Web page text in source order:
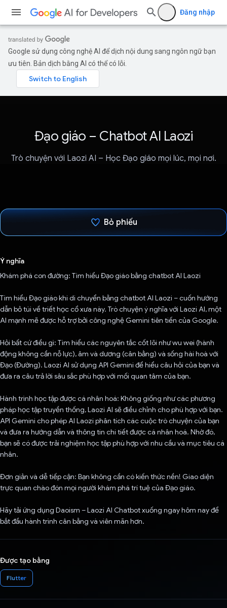
Đăng nhập
Google sử dụng công nghệ AI để dịch nội dung sang ngôn ngữ bạn
ưu tiên. Bản dịch bằng AI có thể có lỗi.
Đạo giáo – Chatbot AI Laozi
Trò chuyện với Laozi AI – Học Đạo giáo mọi lúc, mọi nơi.
Bỏ phiếu
Ý nghĩa
Khám phá con đường: Tìm hiểu Đạo giáo bằng chatbot AI Laozi
Tìm hiểu Đạo giáo khi di chuyển bằng chatbot AI Laozi – cuốn hướng
dẫn bỏ túi về triết học cổ xưa này. Trò chuyện ý nghĩa với Laozi AI, một
AI mạnh mẽ được hỗ trợ bởi công nghệ Gemini tiên tiến của Google.
Hỏi bất cứ điều gì: Tìm hiểu các nguyên tắc cốt lõi như wu wei (hành
động không cần nỗ lực), âm và dương (cân bằng) và sống hài hoà với
Đạo (Đường). Laozi AI sử dụng API Gemini để hiểu câu hỏi của bạn và
đưa ra câu trả lời sâu sắc phù hợp với mối quan tâm của bạn.
Hành trình học tập được cá nhân hoá: Không giống như các phương
pháp học tập truyền thống, Laozi AI sẽ điều chỉnh cho phù hợp với bạn.
API Gemini cho phép AI Laozi phân tích các cuộc trò chuyện của bạn
và đưa ra hướng dẫn và thông tin chi tiết được cá nhân hoá. Nhờ đó,
bạn sẽ có được trải nghiệm học tập phù hợp với nhu cầu và mục tiêu cá
nhân.
Đơn giản và dễ tiếp cận: Bạn không cần có kiến thức nền! Giao diện
trực quan chào đón mọi người khám phá trí tuệ của Đạo giáo.
Hãy tải ứng dụng Daoism – Laozi AI Chatbot xuống ngay hôm nay để
bắt đầu hành trình cân bằng và viên mãn hơn.
Được tạo bằng
Flutter